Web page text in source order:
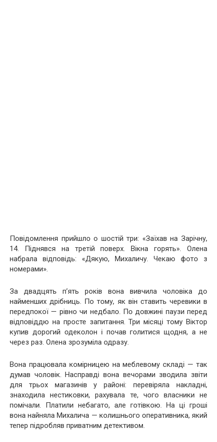
Повідомлення прийшло о шостій три: «Заїхав на Зарічну,
14. Піднявся на третій поверх. Вікна горять». Олена
набрала відповідь: «Дякую, Михаличу. Чекаю фото з
номерами».
За двадцять п’ять років вона вивчила чоловіка до
найменших дрібниць. По тому, як він ставить черевики в
передпокої — рівно чи недбало. По довжині паузи перед
відповіддю на просте запитання. Три місяці тому Віктор
купив дорогий одеколон і почав голитися щодня, а не
через раз. Олена зрозуміла одразу.
Вона працювала комірницею на меблевому складі — так
думав чоловік. Насправді вона вечорами зводила звіти
для трьох магазинів у районі: перевіряла накладні,
знаходила нестиковки, рахувала те, чого власники не
помічали. Платили небагато, але готівкою. На ці гроші
вона найняла Михалича — колишнього оперативника, який
тепер підробляв приватним детективом.